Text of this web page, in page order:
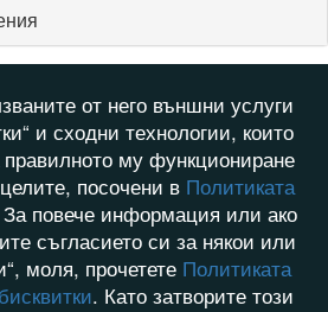
от него външни услуги
и сходни технологии, които
му функциониране
посочени в Политиката
повече информация или ако
съгласието си за някои или
моля, прочетете Политиката
. Като затворите този